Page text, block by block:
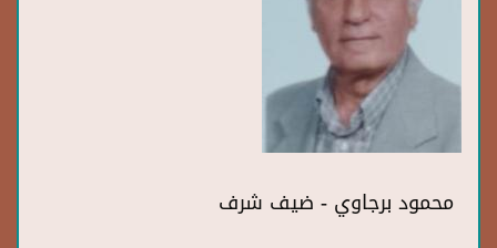
محمود برجاوي - ضيف شرف